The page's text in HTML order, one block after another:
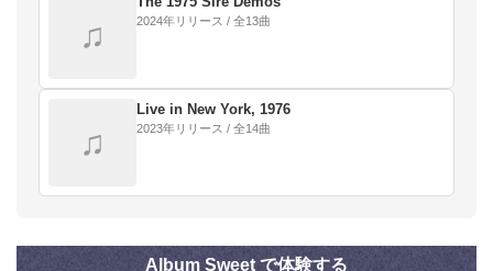
♫ 2024年リリース / 全13曲
♫
Live in New York, 1976
2023年リリース / 全14曲
Album Sweet で体験する